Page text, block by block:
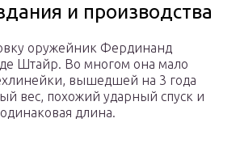
и производства
оружейник Фердинанд
Штайр. Во многом она мало
вышедшей на 3 года
вес, похожий ударный спуск и
длина.